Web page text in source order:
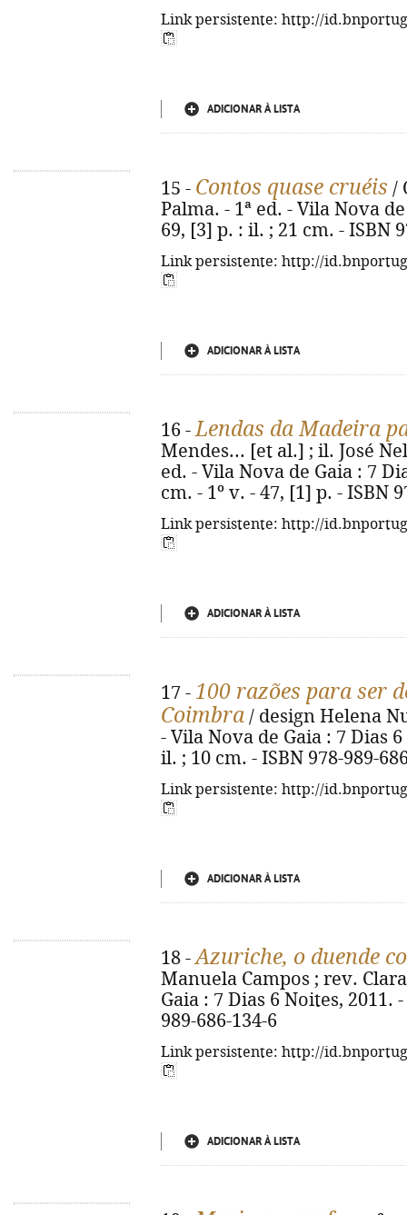
Link persistente: http://
ADICIONAR À LISTA
15 - Contos quase cruéis /
Palma. - 1ª ed. - Vila Nova
69, [3] p. : il. ; 21 cm. - ISBN
Link persistente: http://
ADICIONAR À LISTA
16 -Lendas da Madeira
Mendes... [et al.] ; il. José
ed. - Vila Nova de Gaia : 7
cm. - 1º v. - 47, [1] p. - ISBN
Link persistente: http://
ADICIONAR À LISTA
17 - 100 razões para ser
Coimbra / design Helena
- Vila Nova de Gaia : 7 Dias
il. ; 10 cm. - ISBN 978-989-
Link persistente: http://
ADICIONAR À LISTA
18 -Azuriche, o duende
Manuela Campos ; rev.
Gaia : 7 Dias 6 Noites, 2011.
989-686-134-6
Link persistente: http://
ADICIONAR À LISTA